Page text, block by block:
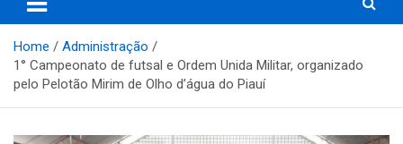
Home
Administração
1° Campeonato de futsal e Ordem Unida Militar, organizado
pelo Pelotão Mirim de Olho d’água do Piauí